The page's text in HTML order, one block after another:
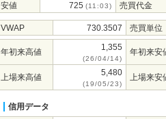
安値
725 (11:03) 売買代金
VWAP 730.3507 売買単位
年初来高値 1,355
(26/04/14)
年初来安
上場来高値 5,480
(19/05/23)
上場来安
信用データ